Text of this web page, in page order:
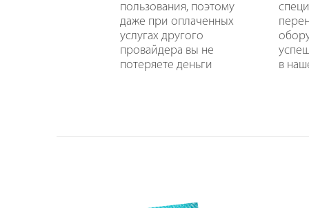
пользования, поэтому
даже при оплаченных
услугах другого
провайдера вы не
потеряете деньги
в